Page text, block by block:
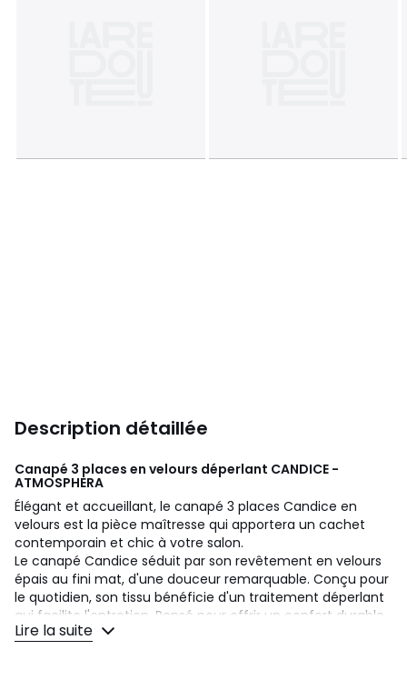
Description détaillée
Canapé 3 places en velours déperlant CANDICE -
ATMOSPHERA
Élégant et accueillant, le canapé 3 places Candice en
velours est la pièce maîtresse qui apportera un cachet
contemporain et chic à votre salon.
Le canapé Candice séduit par son revêtement en velours
épais au fini mat, d'une douceur remarquable. Conçu pour
le quotidien, son tissu bénéficie d'un traitement déperlant
qui facilite l'entretien. Pensé pour offrir un confort durable,
son assise généreuse vous invite à des moments de pure
Lire la suite